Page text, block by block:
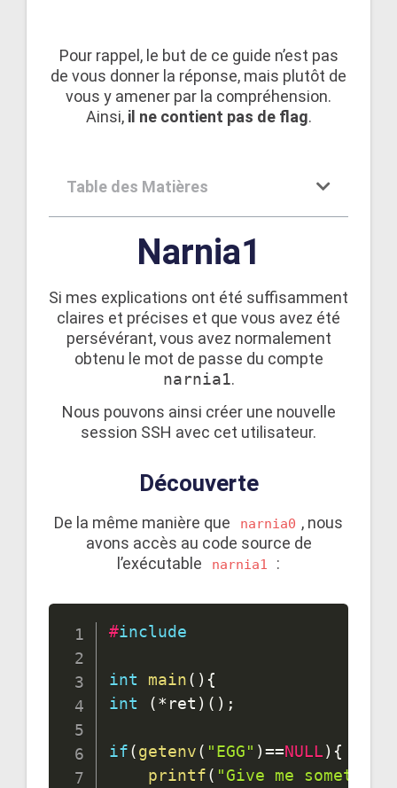
Pour rappel, le but de ce guide n’est pas
de vous donner la réponse, mais plutôt de
vous y amener par la compréhension.
Ainsi, il ne contient pas de flag.
Table des Matières
Narnia1
Si mes explications ont été suffisamment
claires et précises et que vous avez été
persévérant, vous avez normalement
obtenu le mot de passe du compte
narnia1.
Nous pouvons ainsi créer une nouvelle
session SSH avec cet utilisateur.
Découverte
De la même manière que narnia0 , nous
avons accès au code source de
l’exécutable
narnia1 :
#include
int main( ) {
int
(*ret ) ( ) ;
if(getenv( "EGG" )==NULL) {
printf( "Give me